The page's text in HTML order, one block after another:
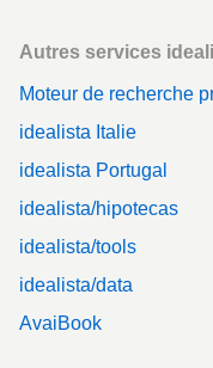
Autres services
Moteur de recherche
idealista Italie
idealista Portugal
idealista/hipotecas
idealista/tools
idealista/data
AvaiBook